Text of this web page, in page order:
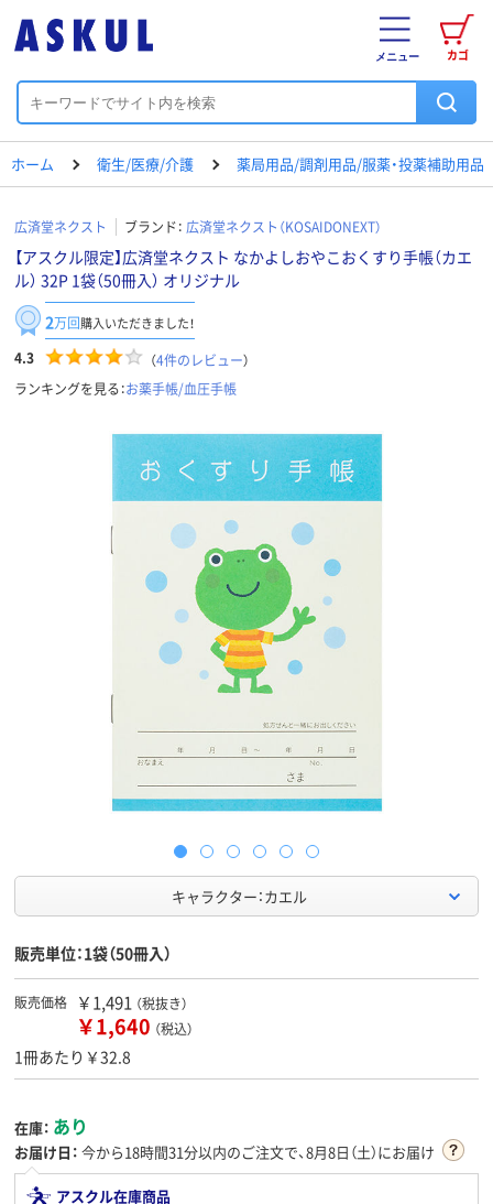
カゴ
メニュー
ホーム 衛生/医療/介護 薬局用品/調剤用品/服薬・投薬補助用品
広済堂ネクスト ブランド： 広済堂ネクスト（KOSAIDONEXT）
【アスクル限定】広済堂ネクスト なかよしおやこおくすり手帳（カエ
ル） 32P 1袋（50冊入） オリジナル
2万回購入いただきました！
4.3 （4件のレビュー）
ランキングを見る：お薬手帳/血圧手帳
キャラクター：カエル
販売単位：1袋（50冊入）
販売価格 ￥1,491 （税抜き）
￥1,640 （税込）
1冊あたり￥32.8
在庫： あり
お届け日： 今から18時間31分以内のご注文で、8月8日（土）にお届け
アスクル在庫商品